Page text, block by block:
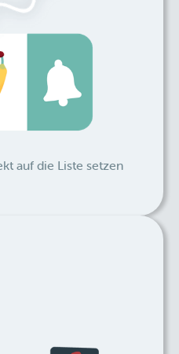
auf die Liste setzen